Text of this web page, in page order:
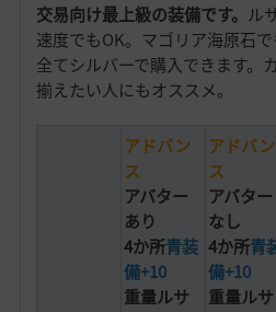
交易向け最上級の装備です。 ル
速度でもOK。マゴリア海原石で
全てシルバーで購入できます。
揃えたい人にもオススメ。
アドバン
ス
アバター
あり
4か所青装
備+10
重量ルサ
アドバン
ス
アバター
なし
4か所青
備+10
重量ルサ